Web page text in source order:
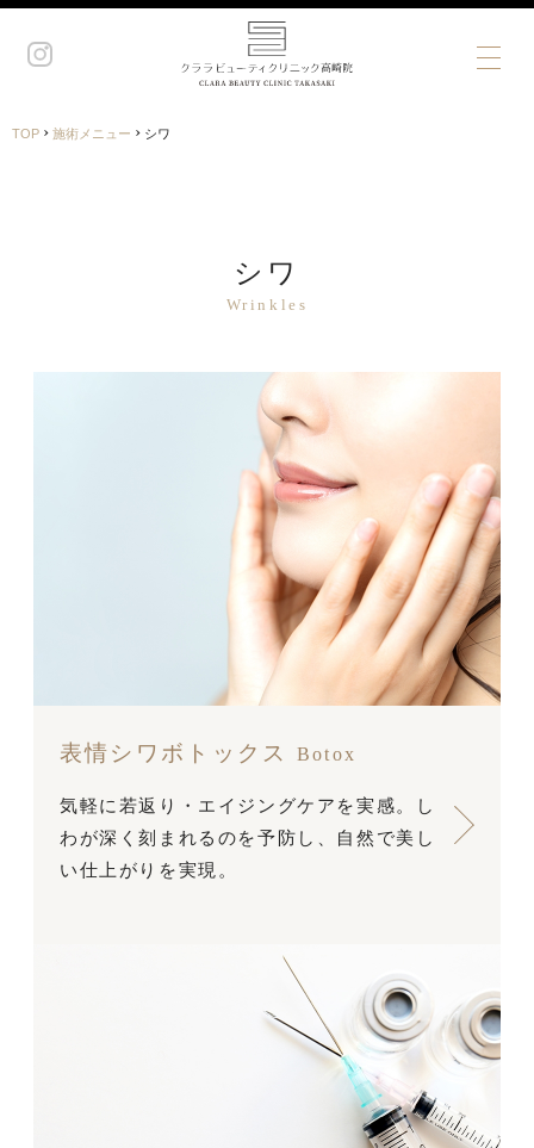
TOP › 施術メニュー › シワ
シワ
Wrinkles
表情シワボトックス Botox
気軽に若返り・エイジングケアを実感。し
わが深く刻まれるのを予防し、自然で美し
い仕上がりを実現。